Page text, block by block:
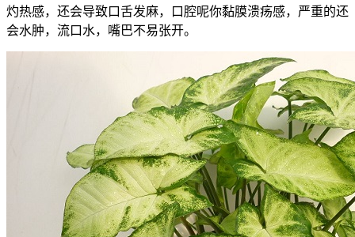
灼热感，还会导致口舌发麻，口腔呢你黏膜溃疡感，严重的还
会水肿，流口水，嘴巴不易张开。